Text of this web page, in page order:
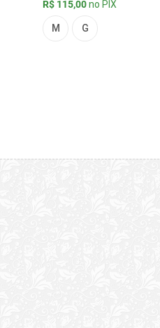
R$ 115,00no PIX
M G